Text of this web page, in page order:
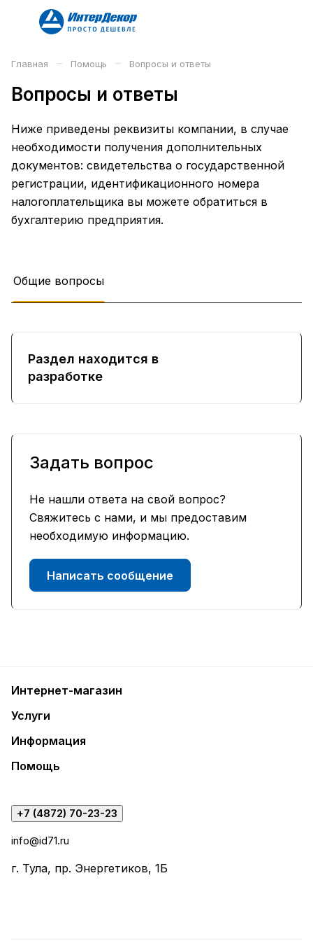
Главная – Помощь – Вопросы и ответы
Вопросы и ответы
Ниже приведены реквизиты компании, в случае
необходимости получения дополнительных
документов: свидетельства о государственной
регистрации, идентификационного номера
налогоплательщика вы можете обратиться в
бухгалтерию предприятия.
Общие вопросы
Раздел находится в
разработке
Задать вопрос
Не нашли ответа на свой вопрос?
Свяжитесь с нами, и мы предоставим
необходимую информацию.
Написать сообщение
Интернет-магазин
Услуги
Информация
Помощь
+7 (4872) 70-23-23
info@id71.ru
г. Тула, пр. Энергетиков, 1Б